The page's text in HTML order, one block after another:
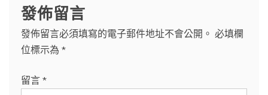
發佈留言
發佈留言必須填寫的電子郵件地址不會公開。 必填欄
位標示為 *
留言 *